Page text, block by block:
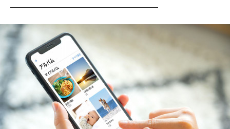
――――――――――――――――――